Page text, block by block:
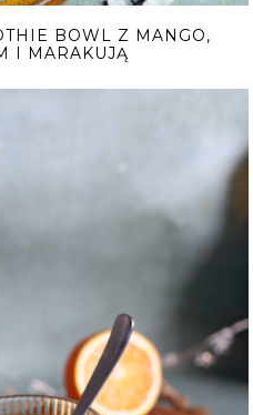
BOWL Z MANGO,
I MARAKUJĄ